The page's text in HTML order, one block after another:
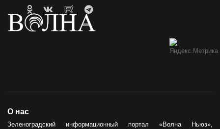
О нас
Зеленоградский информационный портал «Волна Ньюз»,